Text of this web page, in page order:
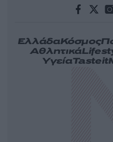
ΕλλάδαΚόσμος
Αθλητικά
ΥγείαTasteit